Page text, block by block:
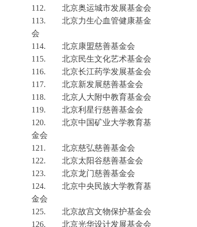
112.
北京奥运城市发展基金会
113.
北京力生心血管健康基金
会
114.
北京康盟慈善基金会
115.
北京民生文化艺术基金会
116.
北京长江药学发展基金会
117.
北京新发展慈善基金会
118.
北京人大附中教育基金会
119.
北京利星行慈善基金会
120.
北京中国矿业大学教育基
金会
121.
北京慈弘慈善基金会
122.
北京太阳谷慈善基金会
123.
北京龙门慈善基金会
124.
北京中央民族大学教育基
金会
125.
北京故宫文物保护基金会
126.
北京光华设计发展基金会